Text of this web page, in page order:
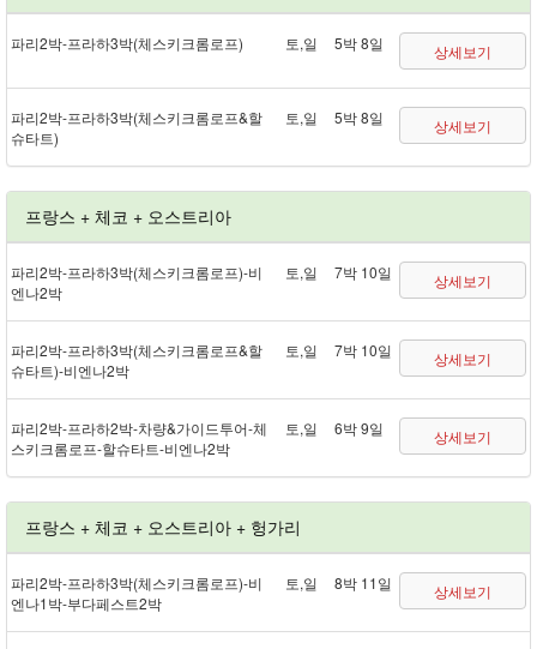
파리 2박 - 프라하 3박(체스키크롬로프) 토,일 5박 8일 상세보기
파리 2박 - 프라하 3박(체스키크롬로프&할
슈타트)
토,일 5박 8일 상세보기
프랑스 + 체코 + 오스트리아
파리 2박 - 프라하 3박(체스키크롬로프) - 비
엔나 2박
토,일 7박 10일 상세보기
파리 2박 - 프라하 3박(체스키크롬로프&할
슈타트) - 비엔나 2박
토,일 7박 10일 상세보기
파리 2박 - 프라하 2박 - 차량&가이드투어 - 체
스키크롬로프 - 할슈타트 - 비엔나 2박
토,일 6박 9일 상세보기
프랑스 + 체코 + 오스트리아 + 헝가리
파리 2박 - 프라하 3박(체스키크롬로프) - 비
엔나 1박 - 부다페스트 2박
토,일 8박 11일 상세보기